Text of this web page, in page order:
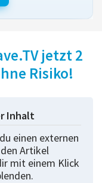
jetzt 2
Risiko!
Inhalt
einen externen
Artikel
mit einem Klick